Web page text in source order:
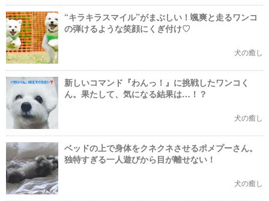
“キラキラスマイル”がまぶしい！颯爽と走るワンコ
の弾けるような笑顔にくぎ付け♡
犬の癒し
新しいコマンド『わんっ！』に挑戦したワンコく
ん。果たして、気になる結果は…！？
犬の癒し
ベッドの上で身体をクネクネさせるポメプーさん。
独特すぎる一人遊びから目が離せない！
犬の癒し